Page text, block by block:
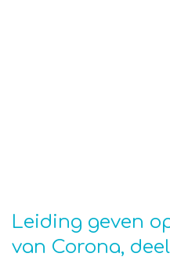
Leiding geven
van Corona,